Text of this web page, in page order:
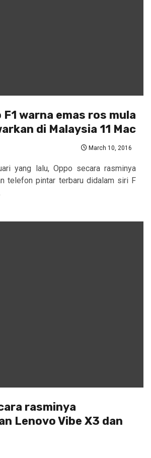
F1 warna emas ros mula
di Malaysia 11 Mac
March 10, 2016
yang lalu, Oppo secara rasminya
telefon pintar terbaru didalam siri F
rasminya
Lenovo Vibe X3 dan